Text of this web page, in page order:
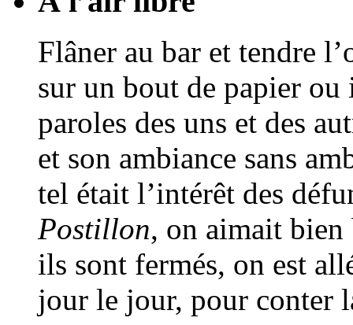
Flâner au bar et tendre
sur un bout de papier ou
paroles des uns et des
et son ambiance sans
tel était l’intérêt des
Postillon, on aimait bien
ils sont fermés, on est
jour le jour, pour conter